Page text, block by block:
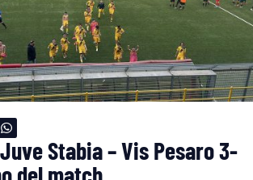
Stabia – Vis Pesaro 3-